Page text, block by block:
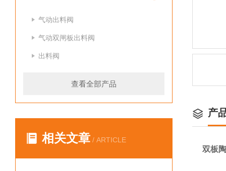
气动出料阀
气动双闸板出料阀
出料阀
查看全部产品
相关文章 / ARTICLE
产
双板